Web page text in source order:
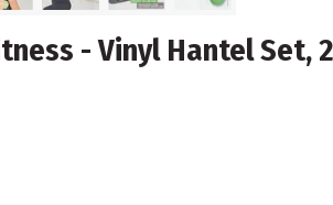
- Vinyl Hantel Set, 2